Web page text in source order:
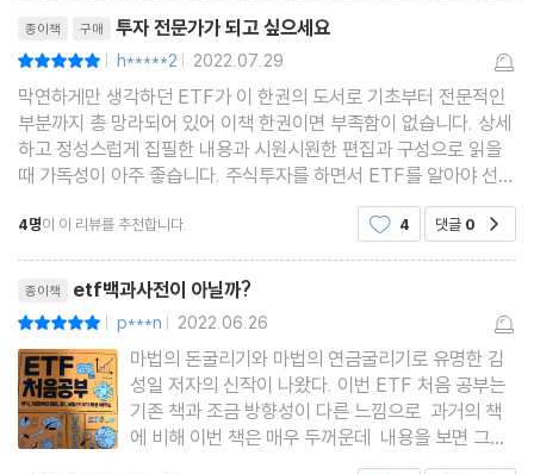
6장 주요 ETF 소개 및 분석
01 기초지수의 이해
02 선진국 주식 ETF
03 신흥국 주식 ETF
04 선진국 채권 ETF
06 대체투자 ETF
7장 투자 목적에 맞는 ETF 상세 분류
01 다양한 산업분류 기준
02 국내 섹터형
03 국내 팩터형
04 국내 테마형
종이책 구매 투자 전문가가 되고 싶으세요
| h*****2 | 2022.07.29
막연하게만 생각하던 ETF가 이 한권의 도서로 기초부터 전문적인
부분까지 총 망라되어 있어 이책 한권이면 부족함이 없습니다. 상세
하고 정성스럽게 집필한 내용과 시원시원한 편집과 구성으로 읽을
때 가독성이 아주 좋습니다. 주식투자를 하면서 ETF를 알아야 선택
의 폭이 넗어짐을 이 책을 통해 디테일하게 배울수 있었습니다. 또
한 리스크 분산을 위해 종목만으로 포트폴리오를 구성
4명이 이 리뷰를 추천합니다. 4 댓글 0
종이책 etf백과사전이 아닐까?
| p***n | 2022.06.26
마법의 돈굴리기와 마법의 연금굴리기로 유명한 김
성일 저자의 신작이 나왔다. 이번 ETF 처음 공부는
기존 책과 조금 방향성이 다른 느낌으로 과거의 책
에 비해 이번 책은 매우 두꺼운데 내용을 보면 그럴